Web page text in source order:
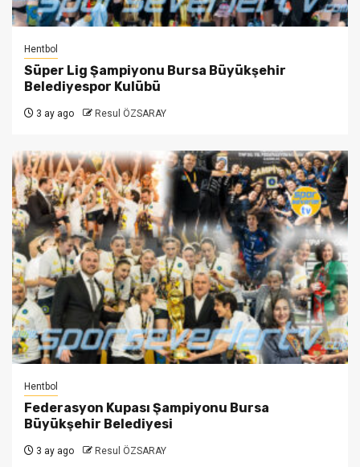
Hentbol
Süper Lig Şampiyonu Bursa Büyükşehir
Belediyespor Kulübü
3 ay ago Resul ÖZSARAY
Hentbol
Federasyon Kupası Şampiyonu Bursa
Büyükşehir Belediyesi
3 ay ago Resul ÖZSARAY